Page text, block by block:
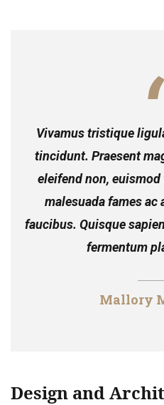
Vivamus tristique
tincidunt. Praesent
eleifend non,
malesuada fames
faucibus. Quisque
fermentum
Mallory
Design and